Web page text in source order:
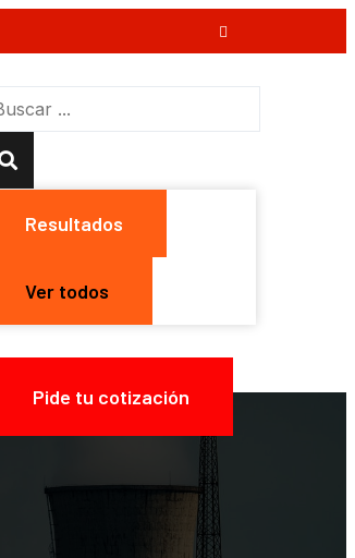
Resultados
Ver todos
Pide tu cotización